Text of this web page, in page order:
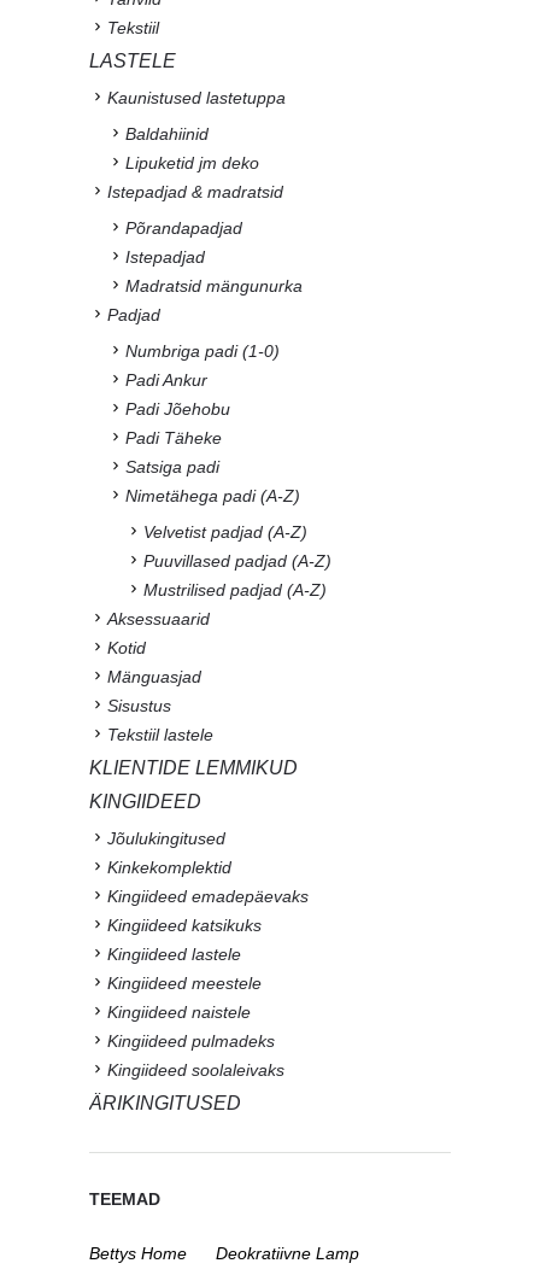
Tekstiil
LASTELE
Kaunistused lastetuppa
Baldahiinid
Lipuketid jm deko
Istepadjad & madratsid
Põrandapadjad
Istepadjad
Madratsid mängunurka
Padjad
Numbriga padi (1-0)
Padi Ankur
Padi Jõehobu
Padi Täheke
Satsiga padi
Nimetähega padi (A-Z)
Velvetist padjad (A-Z)
Puuvillased padjad (A-Z)
Mustrilised padjad (A-Z)
Aksessuaarid
Kotid
Mänguasjad
Sisustus
Tekstiil lastele
KLIENTIDE LEMMIKUD
KINGIIDEED
Jõulukingitused
Kinkekomplektid
Kingiideed emadepäevaks
Kingiideed katsikuks
Kingiideed lastele
Kingiideed meestele
Kingiideed naistele
Kingiideed pulmadeks
Kingiideed soolaleivaks
ÄRIKINGITUSED
TEEMAD
Bettys Home
Deokratiivne Lamp